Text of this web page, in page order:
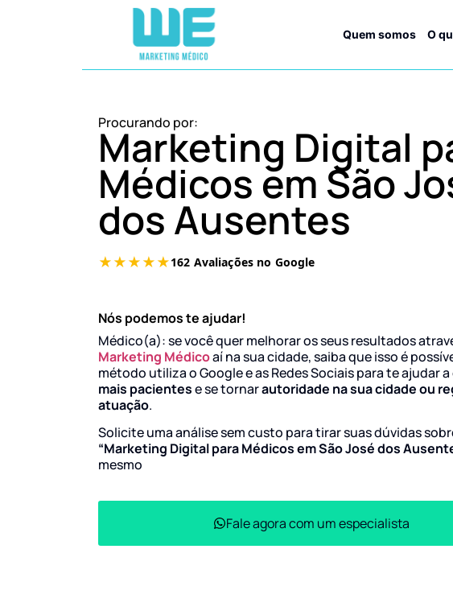
Quem somos O
Procurando por:
Marketing Digital
Médicos em São
dos Ausentes
Nós podemos te ajudar!
Médico(a): se você quer melhorar os seus resultados
Marketing Médicoaí na sua cidade, saiba que isso é
método utiliza o Google e as Redes Sociais para te ajudar a
mais pacientese se tornarautoridade na sua cidade ou
atuação.
Solicite uma análise sem custo para tirar suas dúvidas
“Marketing Digital para Médicos em São José dos
mesmo
Fale agora com um especialista